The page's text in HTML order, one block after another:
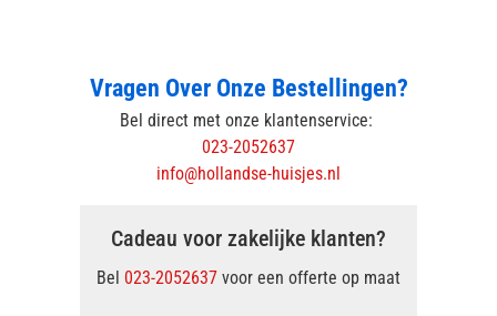
Vragen Over Onze Bestellingen?
Bel direct met onze klantenservice:
023-2052637
info@hollandse-huisjes.nl
Cadeau voor zakelijke klanten?
Bel 023-2052637 voor een offerte op maat